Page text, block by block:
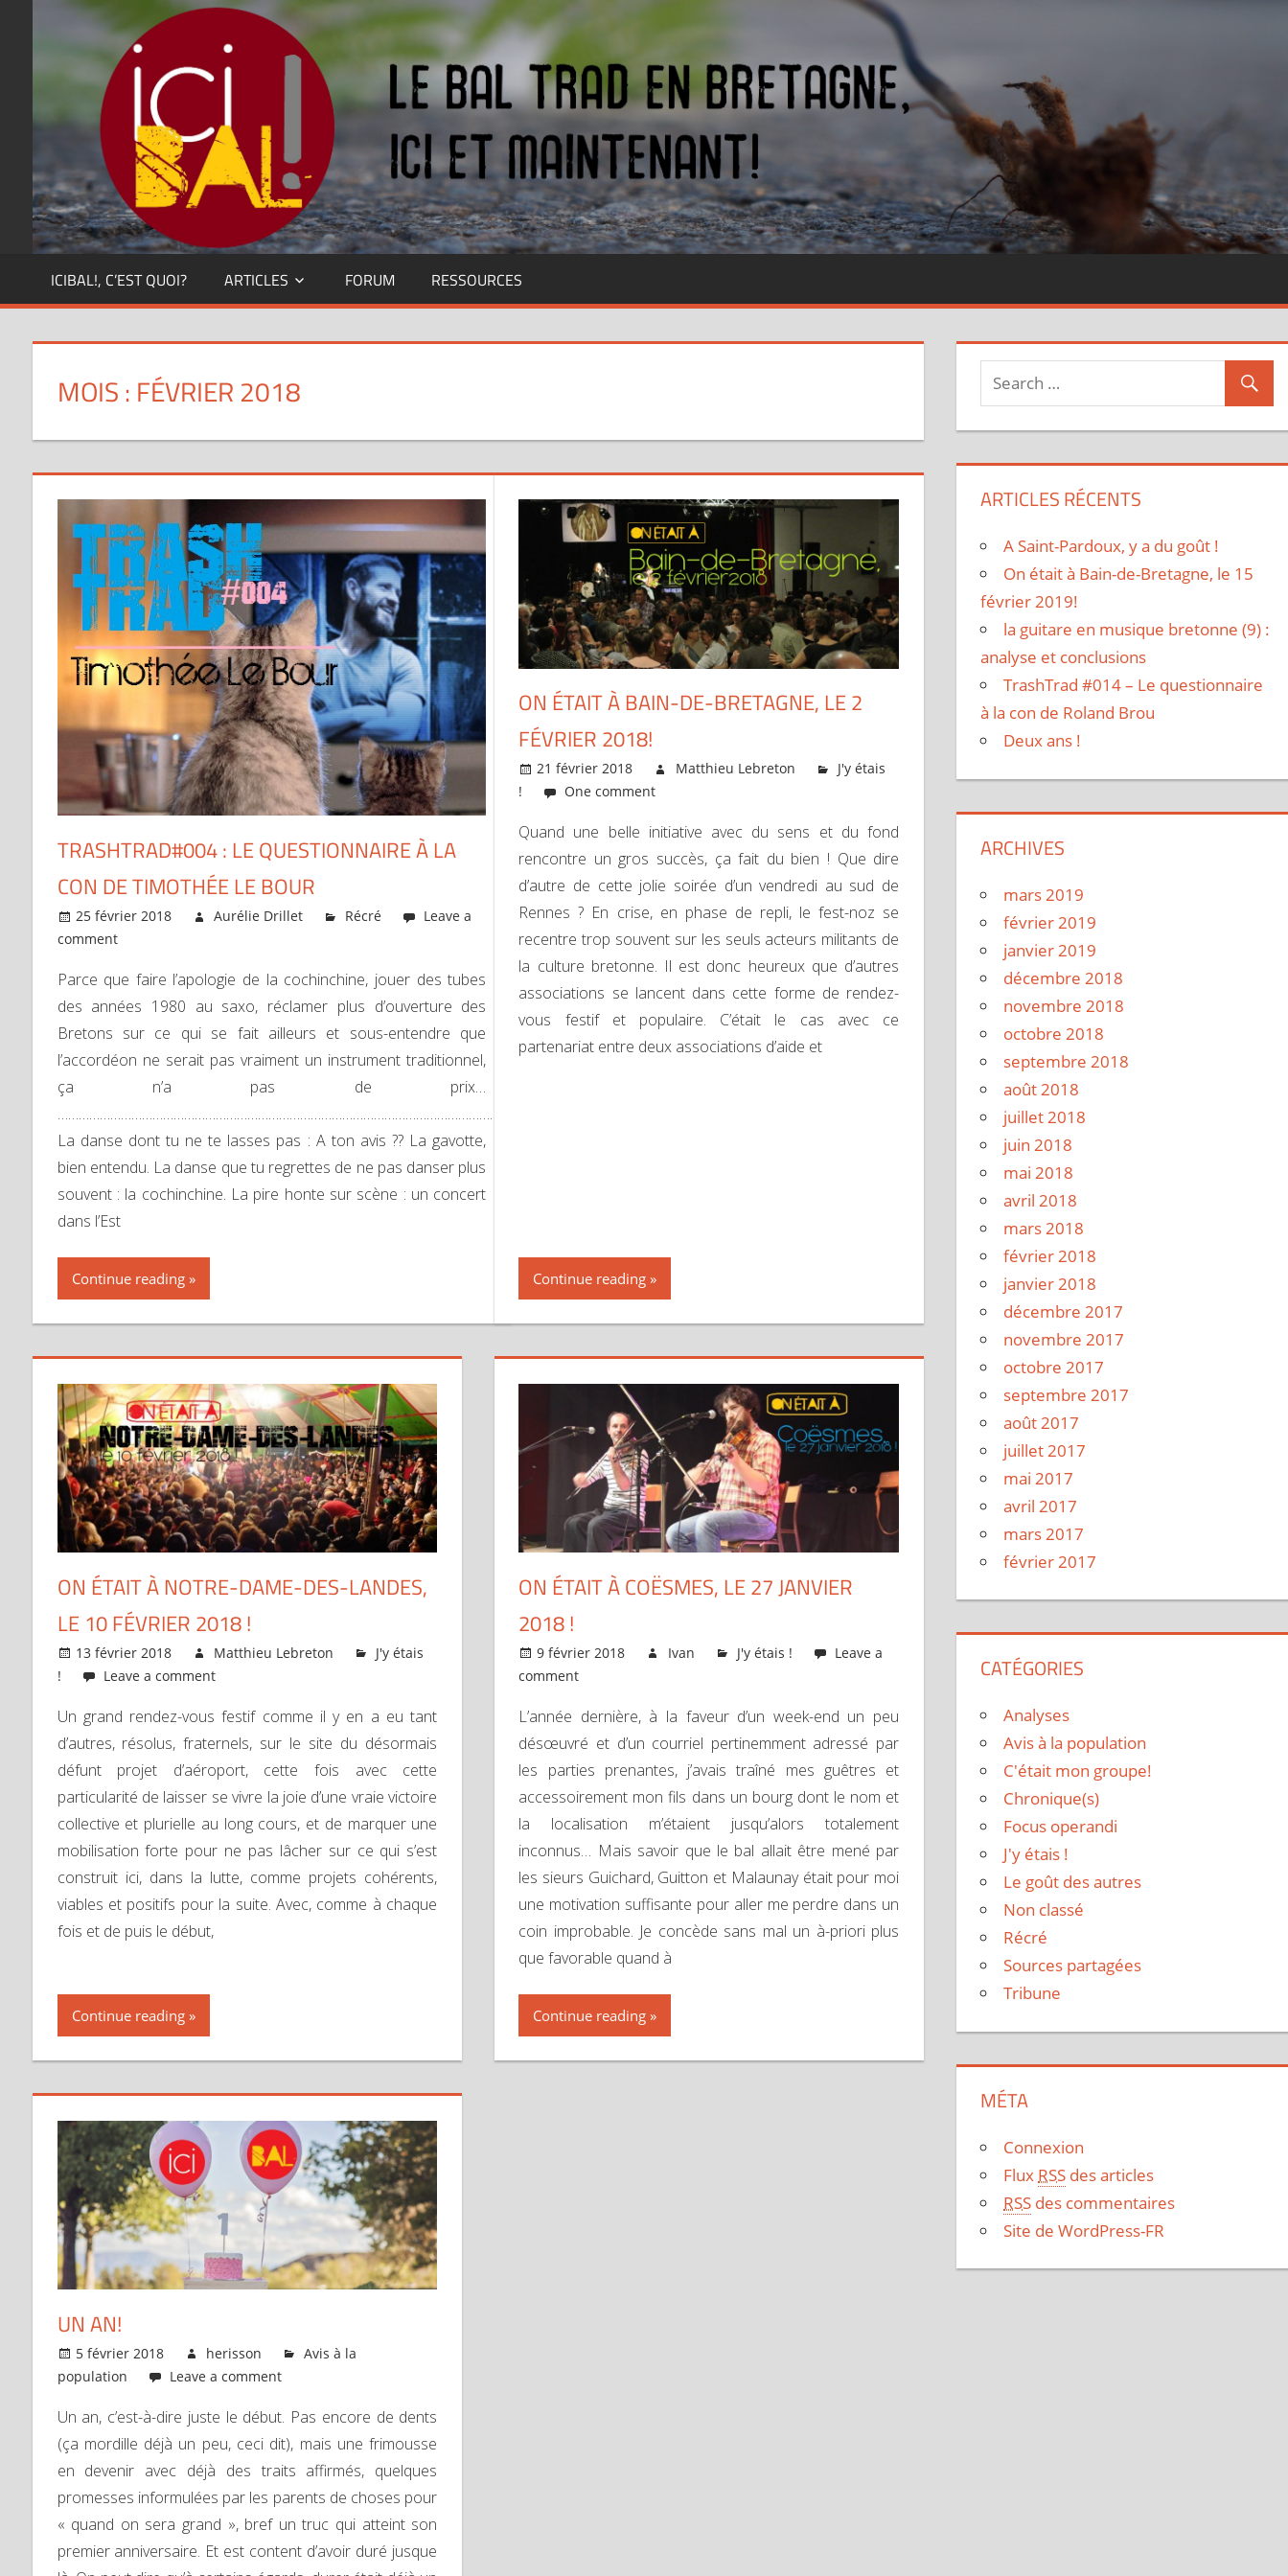
content
Dansez
ICIBAL!, C’EST QUOI? ARTICLES FORUM RESSOURCES
MOIS : FÉVRIER 2018
TRASHTRAD#004 : LE QUESTIONNAIRE À LA
CON DE TIMOTHÉE LE BOUR
25 février 2018 Aurélie Drillet Récré
Leave a
comment
Parce que faire l’apologie de la cochinchine, jouer des tubes
des années 1980 au saxo, réclamer plus d’ouverture des
Bretons sur ce qui se fait ailleurs et sous-entendre que
l’accordéon ne serait pas vraiment un instrument traditionnel,
ça n’a pas de prix…
………………………………………………………………………………………………………………………………………………………..
La danse dont tu ne te lasses pas : A ton avis ?? La gavotte,
bien entendu. La danse que tu regrettes de ne pas danser plus
souvent : la cochinchine. La pire honte sur scène : un concert
dans l’Est
Continue reading
ON ÉTAIT À BAIN-DE-BRETAGNE, LE 2
FÉVRIER 2018!
21 février 2018 Matthieu Lebreton
J'y étais
!
One comment
Quand une belle initiative avec du sens et du fond
rencontre un gros succès, ça fait du bien ! Que dire
d’autre de cette jolie soirée d’un vendredi au sud de
Rennes ? En crise, en phase de repli, le fest-noz se
recentre trop souvent sur les seuls acteurs militants de
la culture bretonne. Il est donc heureux que d’autres
associations se lancent dans cette forme de rendez-
vous festif et populaire. C’était le cas avec ce
partenariat entre deux associations d’aide et
Continue reading
ON ÉTAIT À NOTRE-DAME-DES-LANDES,
LE 10 FÉVRIER 2018 !
13 février 2018 Matthieu Lebreton
J'y étais
!
Leave a comment
Un grand rendez-vous festif comme il y en a eu tant
d’autres, résolus, fraternels, sur le site du désormais
défunt projet d’aéroport, cette fois avec cette
particularité de laisser se vivre la joie d’une vraie victoire
collective et plurielle au long cours, et de marquer une
mobilisation forte pour ne pas lâcher sur ce qui s’est
construit ici, dans la lutte, comme projets cohérents,
viables et positifs pour la suite. Avec, comme à chaque
fois et de puis le début,
Continue reading
ON ÉTAIT À COËSMES, LE 27 JANVIER
2018 !
9 février 2018 Ivan J'y étais !
Leave a
comment
L’année dernière, à la faveur d’un week-end un peu
désœuvré et d’un courriel pertinemment adressé par
les parties prenantes, j’avais traîné mes guêtres et
accessoirement mon fils dans un bourg dont le nom et
la localisation m’étaient jusqu’alors totalement
inconnus… Mais savoir que le bal allait être mené par
les sieurs Guichard, Guitton et Malaunay était pour moi
une motivation suffisante pour aller me perdre dans un
coin improbable. Je concède sans mal un à-priori plus
que favorable quand à
Continue reading
UN AN!
5 février 2018 herisson
Avis à la
population
Leave a comment
Un an, c’est-à-dire juste le début. Pas encore de dents
(ça mordille déjà un peu, ceci dit), mais une frimousse
en devenir avec déjà des traits affirmés, quelques
promesses informulées par les parents de choses pour
« quand on sera grand », bref un truc qui atteint son
premier anniversaire. Et est content d’avoir duré jusque
ARTICLES RÉCENTS
A Saint-Pardoux, y a du goût !
On était à Bain-de-Bretagne, le 15
février 2019!
la guitare en musique bretonne (9) :
analyse et conclusions
TrashTrad #014 – Le questionnaire
à la con de Roland Brou
Deux ans !
ARCHIVES
mars 2019
février 2019
janvier 2019
décembre 2018
novembre 2018
octobre 2018
septembre 2018
août 2018
juillet 2018
juin 2018
mai 2018
avril 2018
mars 2018
février 2018
janvier 2018
décembre 2017
novembre 2017
octobre 2017
septembre 2017
août 2017
juillet 2017
mai 2017
avril 2017
mars 2017
février 2017
CATÉGORIES
Analyses
Avis à la population
C'était mon groupe!
Chronique(s)
Focus operandi
J'y étais !
Le goût des autres
Non classé
Récré
Sources partagées
Tribune
MÉTA
Connexion
Flux RSS des articles
RSS des commentaires
Site de WordPress-FR